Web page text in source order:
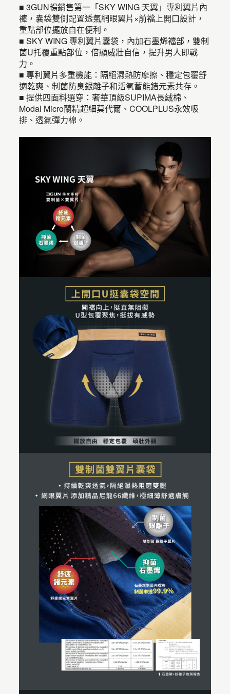
■ 3GUN暢銷售第一「SKY WING 天翼」專利翼片內
褲，囊袋雙側配置透氣網眼翼片×前襠上開口設計，
重點部位擺放自在便利。
■ SKY WING 專利翼片囊袋，內加石墨烯襠部，雙制
菌U托覆重點部位，倍顯威壯自信，提升男人即戰
力。
■ 專利翼片多重機能：隔絕濕熱防摩擦、穩定包覆舒
適乾爽、制菌防臭銀離子和活氧蓄能鍺元素共存。
■ 提供四面料選穿：奢華頂級SUPIMA長絨棉、
Modal Micro蘭精超細莫代爾、COOLPLUS永效吸
排、透氣彈力棉。